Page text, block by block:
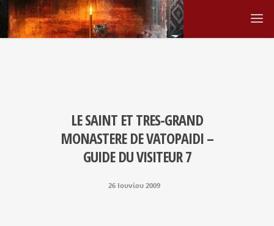
LE SAINT ET TRES-GRAND
MONASTERE DE VATOPAIDI –
GUIDE DU VISITEUR 7
26 Ιουνίου 2009